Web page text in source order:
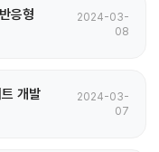
응형
2024-03-
08
개발
2024-03-
07